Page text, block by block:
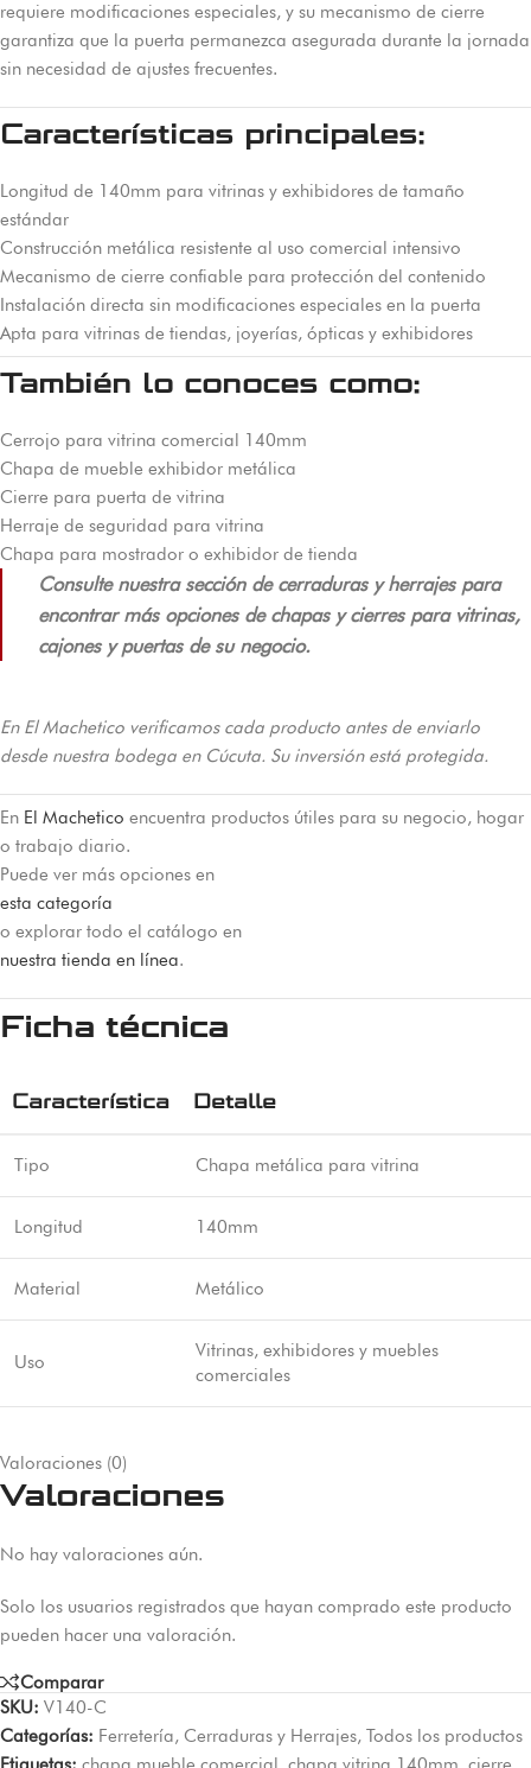
requiere modificaciones especiales, y su mecanismo de cierre
garantiza que la puerta permanezca asegurada durante la jornada
sin necesidad de ajustes frecuentes.
Características principales:
Longitud de 140mm para vitrinas y exhibidores de tamaño
estándar
Construcción metálica resistente al uso comercial intensivo
Mecanismo de cierre confiable para protección del contenido
Instalación directa sin modificaciones especiales en la puerta
Apta para vitrinas de tiendas, joyerías, ópticas y exhibidores
También lo conoces como:
Cerrojo para vitrina comercial 140mm
Chapa de mueble exhibidor metálica
Cierre para puerta de vitrina
Herraje de seguridad para vitrina
Chapa para mostrador o exhibidor de tienda
Consulte nuestra sección de cerraduras y herrajes para
encontrar más opciones de chapas y cierres para vitrinas,
cajones y puertas de su negocio.
En El Machetico verificamos cada producto antes de enviarlo
desde nuestra bodega en Cúcuta. Su inversión está protegida.
En El Machetico encuentra productos útiles para su negocio, hogar
o trabajo diario.
Puede ver más opciones en
esta categoría
o explorar todo el catálogo en
nuestra tienda en línea.
Ficha técnica
Característica Detalle
Tipo Chapa metálica para vitrina
Longitud 140mm
Material Metálico
Uso
Vitrinas, exhibidores y muebles
comerciales
Valoraciones (0)
Valoraciones
No hay valoraciones aún.
Solo los usuarios registrados que hayan comprado este producto
pueden hacer una valoración.
Comparar
SKU: V140-C
Categorías: Ferretería, Cerraduras y Herrajes, Todos los productos